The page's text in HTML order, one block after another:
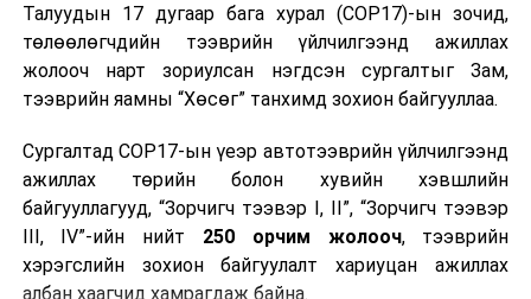
Талуудын 17 дугаар бага хурал (COP17)-ын зочид,
төлөөлөгчдийн тээврийн үйлчилгээнд ажиллах
жолооч нарт зориулсан нэгдсэн сургалтыг Зам,
тээврийн яамны “Хөсөг” танхимд зохион байгууллаа.
Сургалтад COP17-ын үеэр автотээврийн үйлчилгээнд
ажиллах төрийн болон хувийн хэвшлийн
байгууллагууд, “Зорчигч тээвэр I, II”, “Зорчигч тээвэр
III, IV”-ийн нийт 250 орчим жолооч, тээврийн
хэрэгслийн зохион байгуулалт хариуцан ажиллах
албан хаагчид хамрагдаж байна.